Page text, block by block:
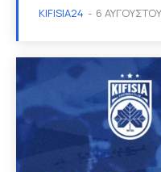
KIFISIA24 - 6